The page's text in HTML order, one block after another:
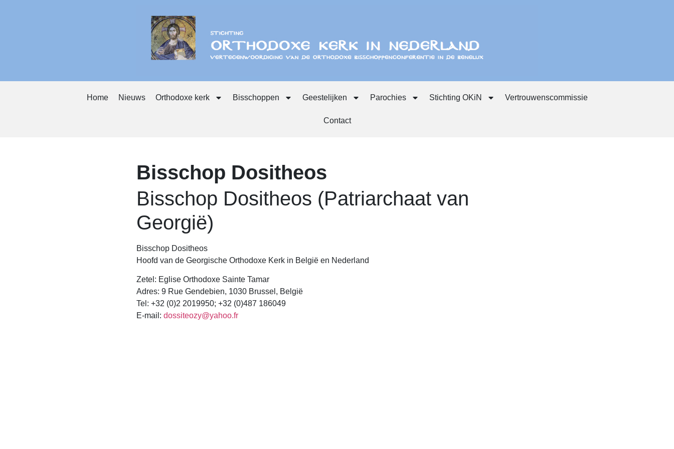
Home Nieuws Orthodoxe kerk Bisschoppen Geestelijken Parochies Stichting OKiN Vertrouwenscommissie
Contact
Bisschop Dositheos
Bisschop Dositheos (Patriarchaat van
Georgië)
Bisschop Dositheos
Hoofd van de Georgische Orthodoxe Kerk in België en Nederland
Zetel: Eglise Orthodoxe Sainte Tamar
Adres: 9 Rue Gendebien, 1030 Brussel, België
Tel: +32 (0)2 2019950; +32 (0)487 186049
E-mail: dossiteozy@yahoo.fr